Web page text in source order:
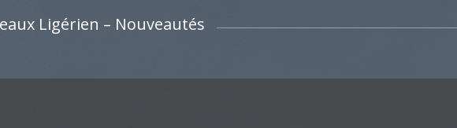
Ligérien – Nouveautés